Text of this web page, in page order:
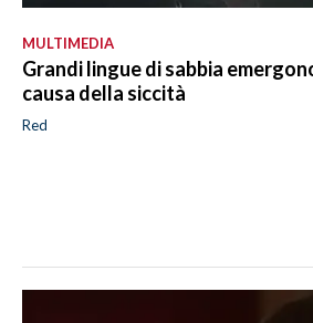
MULTIMEDIA
Grandi lingue di sabbia
causa della siccità
Red